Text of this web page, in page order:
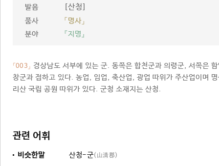
발음 [산청]
품사
「명사」
분야
『지명』
「003」 경상남도 서부에 있는 군. 동쪽은 합천군과 의령군, 서쪽은
창군과 접하고 있다. 농업, 임업, 축산업, 광업 따위가 주산업이며
리산 국립 공원 따위가 있다. 군청 소재지는 산청.
관련 어휘
비슷한말 산청-군(山淸郡)